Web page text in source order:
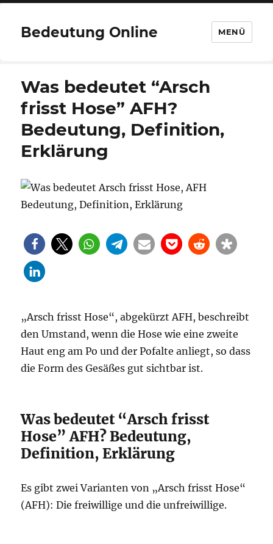
Bedeutung Online MENÜ
Was bedeutet “Arsch
frisst Hose” AFH?
Bedeutung, Definition,
Erklärung
„Arsch frisst Hose“, abgekürzt AFH, beschreibt
den Umstand, wenn die Hose wie eine zweite
Haut eng am Po und der Pofalte anliegt, so dass
die Form des Gesäßes gut sichtbar ist.
Was bedeutet “Arsch frisst
Hose” AFH? Bedeutung,
Definition, Erklärung
Es gibt zwei Varianten von „Arsch frisst Hose“
(AFH): Die freiwillige und die unfreiwillige.